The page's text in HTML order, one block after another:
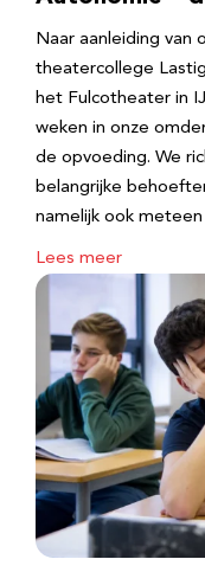
Naar aanleiding van
theatercollege
het Fulcotheater in
weken in onze
de opvoeding. We
belangrijke
namelijk ook
Lees meer